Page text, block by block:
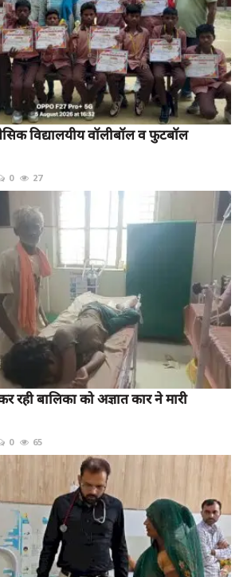
विद्यालयीय वॉलीबॉल व फुटबॉल
0 27
रही बालिका को अज्ञात कार ने मारी
0 65